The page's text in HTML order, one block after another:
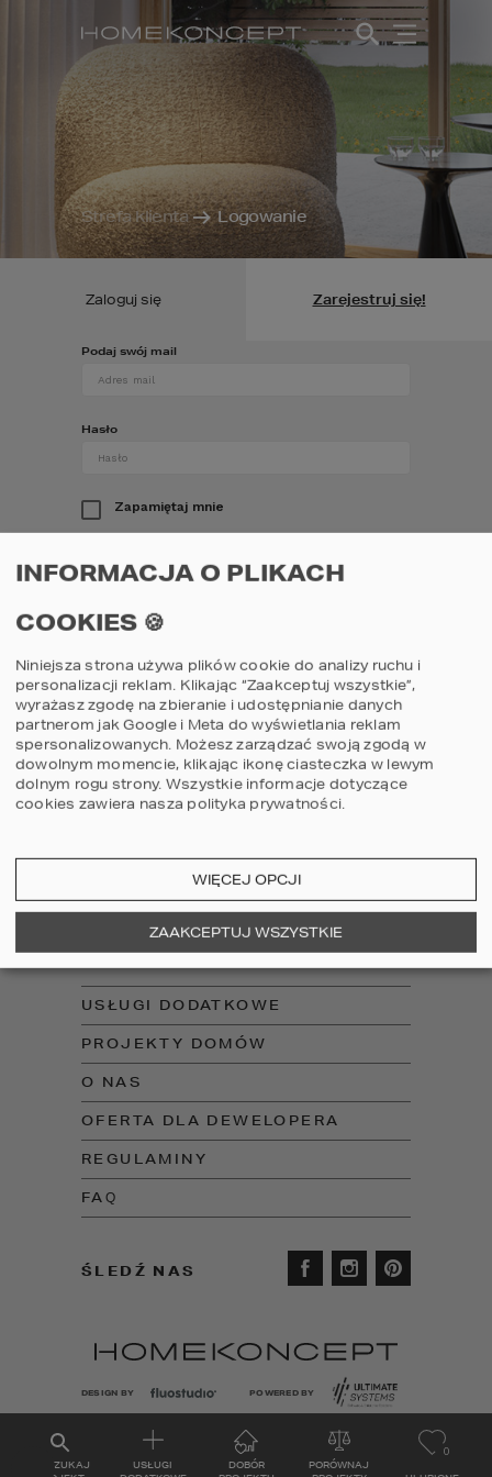
WYSZUKAJ
USŁUGI
DOBÓR
PORÓWNAJ
0
Strefa klienta Logowanie
Zaloguj się Zarejestruj się!
Podaj swój mail
Hasło
Zapamiętaj mnie
Zaloguj
USŁUGI DODATKOWE
PROJEKTY DOMÓW
O NAS
OFERTA DLA DEWELOPERA
REGULAMINY
FAQ
Poniedziałek - Piątek: 8:00 - 17:00
KONTAKT
tel. (+48) 606 228 556
ul. Grzegórzecka 67F/1 31-559Kraków
MAPA
ŚLEDŹ NAS
DESIGN BY POWERED BY
INFORMACJA O PLIKACH
COOKIES 🍪
Niniejsza strona używa plików cookie do analizy ruchu i
personalizacji reklam. Klikając “Zaakceptuj wszystkie”,
wyrażasz zgodę na zbieranie i udostępnianie danych
partnerom jak Google i Meta do wyświetlania reklam
spersonalizowanych. Możesz zarządzać swoją zgodą w
dowolnym momencie, klikając ikonę ciasteczka w lewym
dolnym rogu strony. Wszystkie informacje dotyczące
cookies zawiera nasza polityka prywatności.
WIĘCEJ OPCJI
ZAAKCEPTUJ WSZYSTKIE